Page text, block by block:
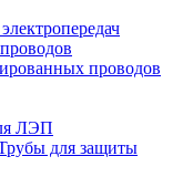
проводов
ЛЭП